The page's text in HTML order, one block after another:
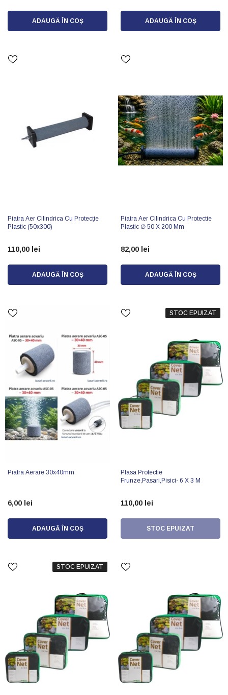
ADAUGĂ ÎN COȘ ADAUGĂ ÎN COȘ
Piatra Aer Cilindrica Cu Protecție
Plastic (50x300)
110,00 lei
ADAUGĂ ÎN COȘ
Piatra Aer Cilindrica Cu Protectie
Plastic ∅ 50 X 200 Mm
82,00 lei
ADAUGĂ ÎN COȘ
Piatra Aerare 30x40mm
6,00 lei
ADAUGĂ ÎN COȘ
STOC EPUIZAT
Plasa Protectie
Frunze,pasari,pisici- 6 X 3 M
110,00 lei
STOC EPUIZAT
STOC EPUIZAT